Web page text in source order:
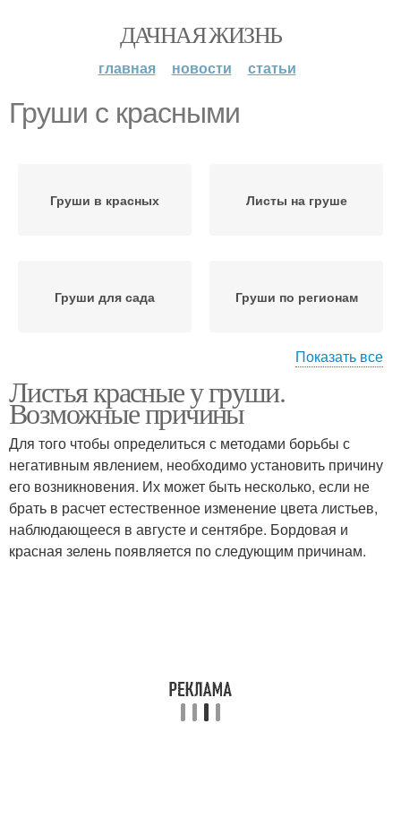
ДАЧНАЯ ЖИЗНЬ
главная новости статьи
Груши с красными
Груши в красных Листы на груше
Груши для сада Груши по регионам
Осенние груши Спрос на красные
Показать все
Листья красные у груши.
Возможные причины
Для того чтобы определиться с методами борьбы с
негативным явлением, необходимо установить причину
его возникновения. Их может быть несколько, если не
брать в расчет естественное изменение цвета листьев,
наблюдающееся в августе и сентябре. Бордовая и
красная зелень появляется по следующим причинам.